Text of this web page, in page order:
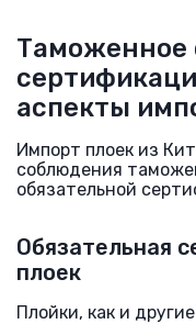
Таможенное
аспекты
Импорт плоек из
соблюдения
обязательной
Обязательная
плоек
Плойки, как и